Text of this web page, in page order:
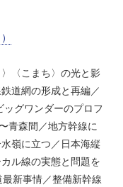
〈こまち〉の光と影
道網の形成と再編／
ッグワンダーのプロフ
青森間／地方幹線に
嶺に立つ／日本海縦
ル線の実態と問題を
新事情／整備新幹線